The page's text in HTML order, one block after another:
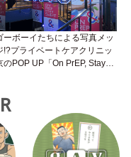
ーボーイたちによる写真メッ
!?プライベートケアクリニッ
のPOP UP「On PrEP, Stay